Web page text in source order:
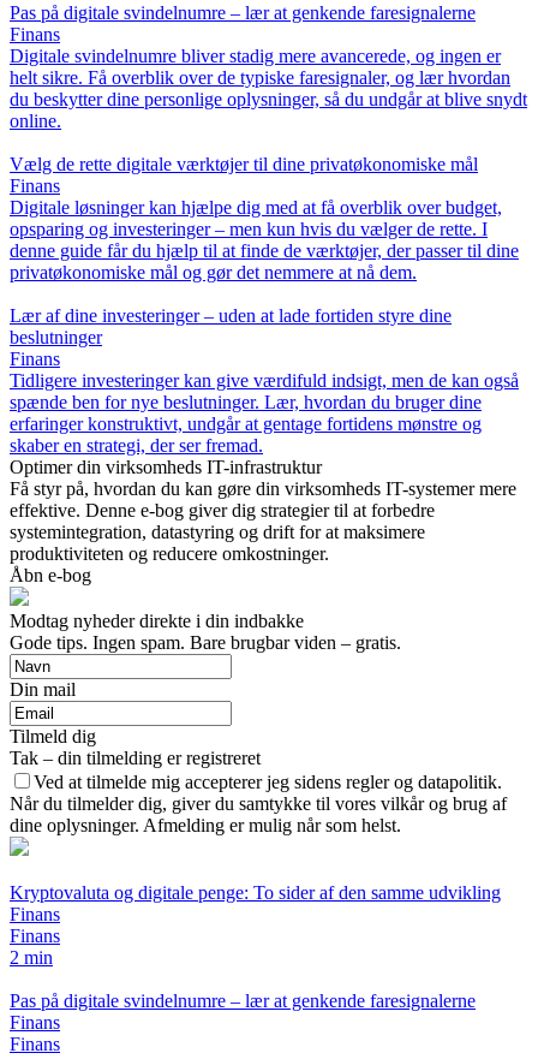
Pas på digitale svindelnumre – lær at genkende faresignalerne
Finans
Digitale svindelnumre bliver stadig mere avancerede, og ingen er
helt sikre. Få overblik over de typiske faresignaler, og lær hvordan
du beskytter dine personlige oplysninger, så du undgår at blive snydt
online.
Vælg de rette digitale værktøjer til dine privatøkonomiske mål
Finans
Digitale løsninger kan hjælpe dig med at få overblik over budget,
opsparing og investeringer – men kun hvis du vælger de rette. I
denne guide får du hjælp til at finde de værktøjer, der passer til dine
privatøkonomiske mål og gør det nemmere at nå dem.
Lær af dine investeringer – uden at lade fortiden styre dine
beslutninger
Finans
Tidligere investeringer kan give værdifuld indsigt, men de kan også
spænde ben for nye beslutninger. Lær, hvordan du bruger dine
erfaringer konstruktivt, undgår at gentage fortidens mønstre og
skaber en strategi, der ser fremad.
Optimer din virksomheds IT-infrastruktur
Få styr på, hvordan du kan gøre din virksomheds IT-systemer mere
effektive. Denne e-bog giver dig strategier til at forbedre
systemintegration, datastyring og drift for at maksimere
produktiviteten og reducere omkostninger.
Åbn e-bog
Modtag nyheder direkte i din indbakke
Gode tips. Ingen spam. Bare brugbar viden – gratis.
Din mail
Tilmeld dig
Tak – din tilmelding er registreret
Ved at tilmelde mig accepterer jeg sidens regler og datapolitik.
Når du tilmelder dig, giver du samtykke til vores vilkår og brug af
dine oplysninger. Afmelding er mulig når som helst.
Kryptovaluta og digitale penge: To sider af den samme udvikling
Finans
Finans
2 min
Pas på digitale svindelnumre – lær at genkende faresignalerne
Finans
Finans